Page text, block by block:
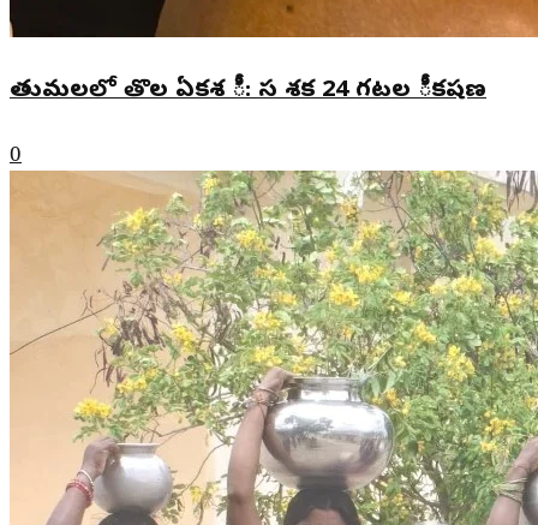
తుమలలో తొల ఏకశ ీ: స శక 24 గటల ీకషణ
0